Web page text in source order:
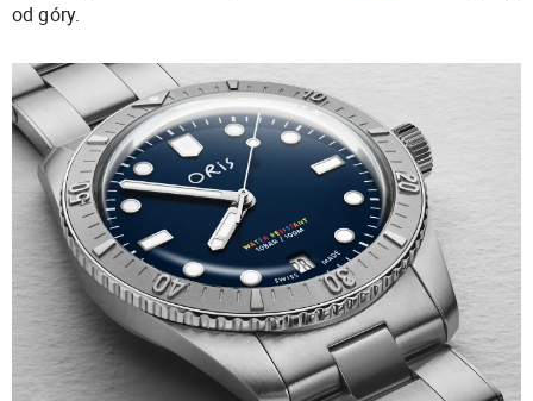
od góry.